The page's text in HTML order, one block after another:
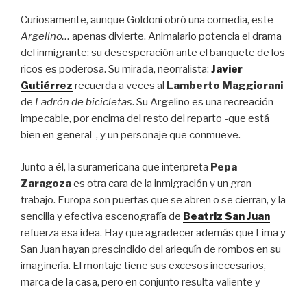
Curiosamente, aunque Goldoni obró una comedia, este
Argelino… apenas divierte. Animalario potencia el drama
del inmigrante: su desesperación ante el banquete de los
ricos es poderosa. Su mirada, neorralista: Javier
Gutiérrez recuerda a veces al Lamberto Maggiorani
de Ladrón de bicicletas. Su Argelino es una recreación
impecable, por encima del resto del reparto -que está
bien en general-, y un personaje que conmueve.
Junto a él, la suramericana que interpreta Pepa
Zaragozaes otra cara de la inmigración y un gran
trabajo. Europa son puertas que se abren o se cierran, y la
sencilla y efectiva escenografía de Beatriz San Juan
refuerza esa idea. Hay que agradecer además que Lima y
San Juan hayan prescindido del arlequín de rombos en su
imaginería. El montaje tiene sus excesos inecesarios,
marca de la casa, pero en conjunto resulta valiente y